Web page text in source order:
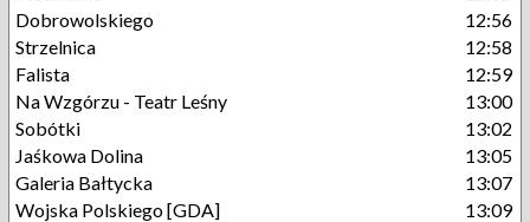
Dobrowolskiego
12:56
Strzelnica
12:58
Falista
12:59
Na Wzgórzu - Teatr Leśny
13:00
Sobótki
13:02
Jaśkowa Dolina
13:05
Galeria Bałtycka
13:07
Wojska Polskiego [GDA]
13:09